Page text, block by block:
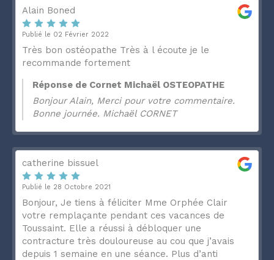
Alain Boned
Publié le 02 Février 2022
Très bon ostéopathe Très à l écoute je le
recommande fortement
Réponse de Cornet Michaël OSTEOPATHE
Bonjour Alain, Merci pour votre commentaire.
Bonne journée. Michaël CORNET
catherine bissuel
Publié le 28 Octobre 2021
Bonjour, Je tiens à féliciter Mme Orphée Clair
votre remplaçante pendant ces vacances de
Toussaint. Elle a réussi à débloquer une
contracture très douloureuse au cou que j’avais
depuis 1 semaine en une séance. Plus d’anti